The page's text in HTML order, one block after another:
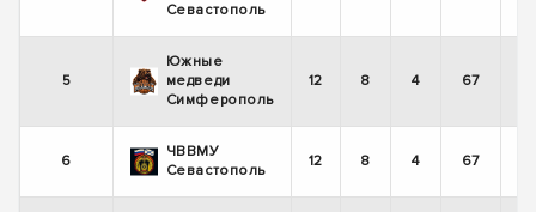
Севастополь
5
Южные
медведи
Симферополь
12 8 4 67
6
ЧВВМУ
Севастополь
12 8 4 67